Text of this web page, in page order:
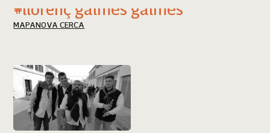
#llorenç galmés galmés
MAPA NOVA CERCA